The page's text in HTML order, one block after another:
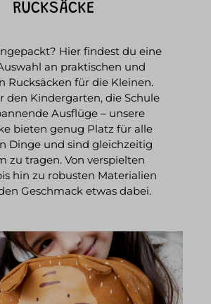
RUCKSÄCKE
Hier findest du eine
an praktischen und
Rucksäcken für die Kleinen.
den Kindergarten, die Schule
Ausflüge – unsere
bieten genug Platz für alle
Dinge und sind gleichzeitig
zu tragen. Von verspielten
hin zu robusten Materialien
Geschmack etwas dabei.